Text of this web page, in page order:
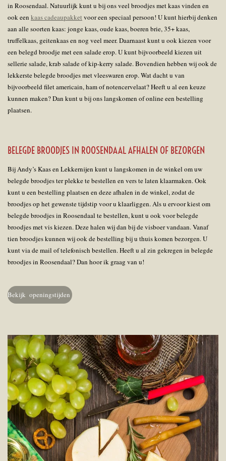
in Roosendaal. Natuurlijk kunt u bij ons veel broodjes met kaas vinden en
ook een kaas cadeaupakket voor een speciaal persoon! U kunt hierbij denken
aan alle soorten kaas: jonge kaas, oude kaas, boeren brie, 35+ kaas,
truffelkaas, geitenkaas en nog veel meer. Daarnaast kunt u ook kiezen voor
een belegd broodje met een salade erop. U kunt bijvoorbeeld kiezen uit
sellerie salade, krab salade of kip-kerry salade. Bovendien hebben wij ook de
lekkerste belegde broodjes met vleeswaren erop. Wat dacht u van
bijvoorbeeld filet americain, ham of notencervelaat? Heeft u al een keuze
kunnen maken? Dan kunt u bij ons langskomen of online een bestelling
plaatsen.
BELEGDE BROODJES IN ROOSENDAAL AFHALEN OF BEZORGEN
Bij Andy’s Kaas en Lekkernijen kunt u langskomen in de winkel om uw
belegde broodjes ter plekke te bestellen en vers te laten klaarmaken. Ook
kunt u een bestelling plaatsen en deze afhalen in de winkel, zodat de
broodjes op het gewenste tijdstip voor u klaarliggen. Als u ervoor kiest om
belegde broodjes in Roosendaal te bestellen, kunt u ook voor belegde
broodjes met vis kiezen. Deze halen wij dan bij de visboer vandaan. Vanaf
tien broodjes kunnen wij ook de bestelling bij u thuis komen bezorgen. U
kunt via de mail of telefonisch bestellen. Heeft u al zin gekregen in belegde
broodjes in Roosendaal? Dan hoor ik graag van u!
Bekijk openingstijden